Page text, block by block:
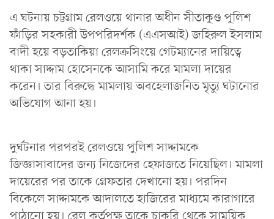
এ ঘটনায় চট্টগ্রাম রেলওয়ে থানার অধীন সীতাকুণ্ড পুলিশ
ফাঁড়ির সহকারী উপপরিদর্শক (এএসআই) জহিরুল ইসলাম
বাদী হয়ে বড়তাকিয়া রেলক্রসিংয়ে গেটম্যানের দায়িত্বে
থাকা সাদ্দাম হোসেনকে আসামি করে মামলা দায়ের
করেন। তার বিরুদ্ধে মামলায় অবহেলাজনিত মৃত্যু ঘটানোর
অভিযোগ আনা হয়।
দুর্ঘটনার পরপরই রেলওয়ে পুলিশ সাদ্দামকে
জিজ্ঞাসাবাদের জন্য নিজেদের হেফাজতে নিয়েছিল। মামলা
দায়েরের পর তাকে গ্রেফতার দেখানো হয়। পরদিন
বিকেলে সাদ্দামকে আদালতে হাজিরের মাধ্যমে কারাগারে